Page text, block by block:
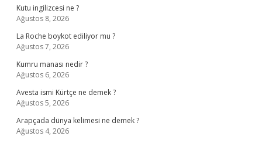
Kutu ingilizcesi ne ?
Ağustos 8, 2026
La Roche boykot ediliyor mu ?
Ağustos 7, 2026
Kumru manası nedir ?
Ağustos 6, 2026
Avesta ismi Kürtçe ne demek ?
Ağustos 5, 2026
Arapçada dünya kelimesi ne demek ?
Ağustos 4, 2026